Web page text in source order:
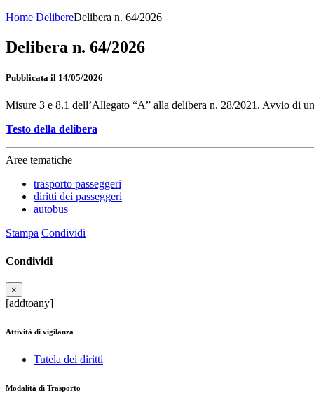
Home DelibereDelibera n. 64/2026
Delibera n. 64/2026
Pubblicata il 14/05/2026
Misure 3 e 8.1 dell’Allegato “A” alla delibera n. 28/2021. Avvio di
Testo della delibera
Aree tematiche
trasporto passeggeri
diritti dei passeggeri
autobus
Stampa Condividi
Condividi
×
[addtoany]
Attività di vigilanza
Tutela dei diritti
Modalità di Trasporto